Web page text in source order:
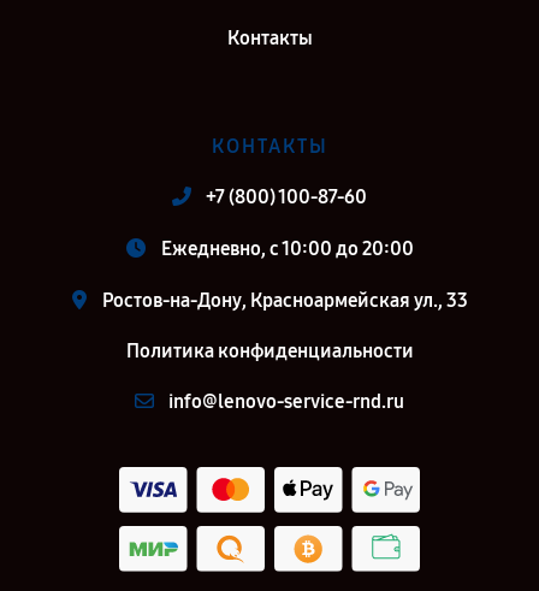
Контакты
КОНТАКТЫ
+7 (800) 100-87-60
Ежедневно, с 10:00 до 20:00
Ростов-на-Дону, Красноармейская ул., 33
Политика конфиденциальности
info@lenovo-service-rnd.ru